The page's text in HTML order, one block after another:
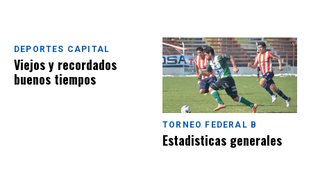
DEPORTES CAPITAL
Viejos y recordados
buenos tiempos
TORNEO FEDERAL B
Estadisticas generales